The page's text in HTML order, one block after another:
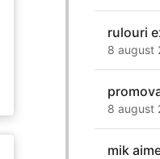
rulouri
8 august
8 august
mik